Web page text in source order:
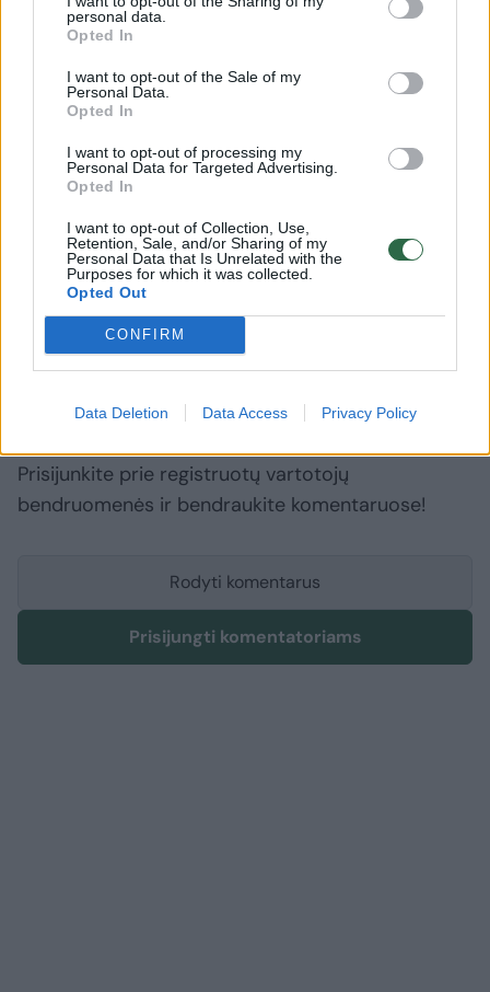
personal data.
Opted In
I want to opt-out of the Sale of my
Personal Data.
Opted In
I want to opt-out of processing my
Personal Data for Targeted Advertising.
Opted In
I want to opt-out of Collection, Use,
Retention, Sale, and/or Sharing of my
Personal Data that Is Unrelated with the
Purposes for which it was collected.
Opted Out
CONFIRM
Data Deletion Data Access Privacy Policy
CENTRAS
Nemokama psichologinė
pagalba nėštumo metu, po
naujagimio netektį, nėštumo
nutraukimą.
gyvai, telefonu, internetu.
„NELIK VIENAS“
Pagalbos linija vyrams
+370 604 11119 (I–VII,18.00–
22.00 val.)
nelikvienas.lt
sužalojimas Anykščių rajonas pistoletas
Prisijunkite prie registruotų vartotojų
bendruomenės ir bendraukite komentaruose!
Rodyti komentarus
Prisijungti komentatoriams